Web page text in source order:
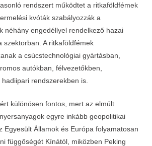
rendszert működtet a ritkaföldfémek
kvóták szabályozzák a
néhány engedéllyel rendelkező hazai
szektorban. A ritkaföldfémek
a csúcstechnológiai gyártásban,
autókban, félvezetőkben,
rendszerekben is.
különösen fontos, mert az elmúlt
egyre inkább geopolitikai
Egyesült Államok és Európa folyamatosan
függőségét Kínától, miközben Peking